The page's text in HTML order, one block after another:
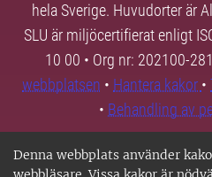
Denna webbplats använder
hela Sverige. Huvudorter är
SLU är miljöcertifierat enligt
10 00 • Org nr: 202100-
webbplatsen • Hantera kakor •
• Behandling av